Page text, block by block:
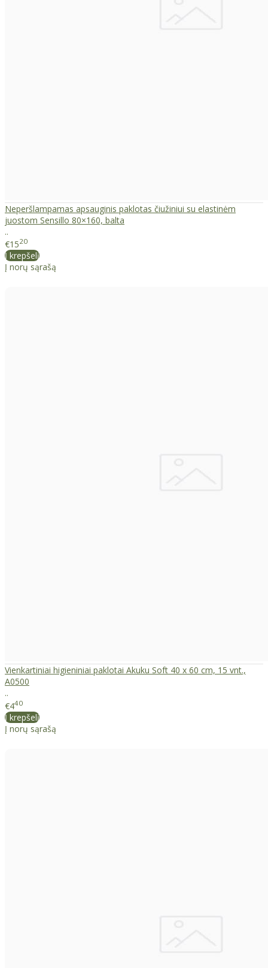
Neperšlampamas apsauginis paklotas čiužiniui su elastinėm
juostom Sensillo 80×160, balta
..
€1520
Į krepšelį
Į norų sąrašą
Vienkartiniai higieniniai paklotai Akuku Soft 40 x 60 cm, 15 vnt.,
A0500
..
€440
Į krepšelį
Į norų sąrašą